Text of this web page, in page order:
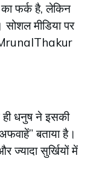
फर्क है, लेकिन
मीडिया पर
धनुष ने इसकी
बताया है।
सुर्खियों में